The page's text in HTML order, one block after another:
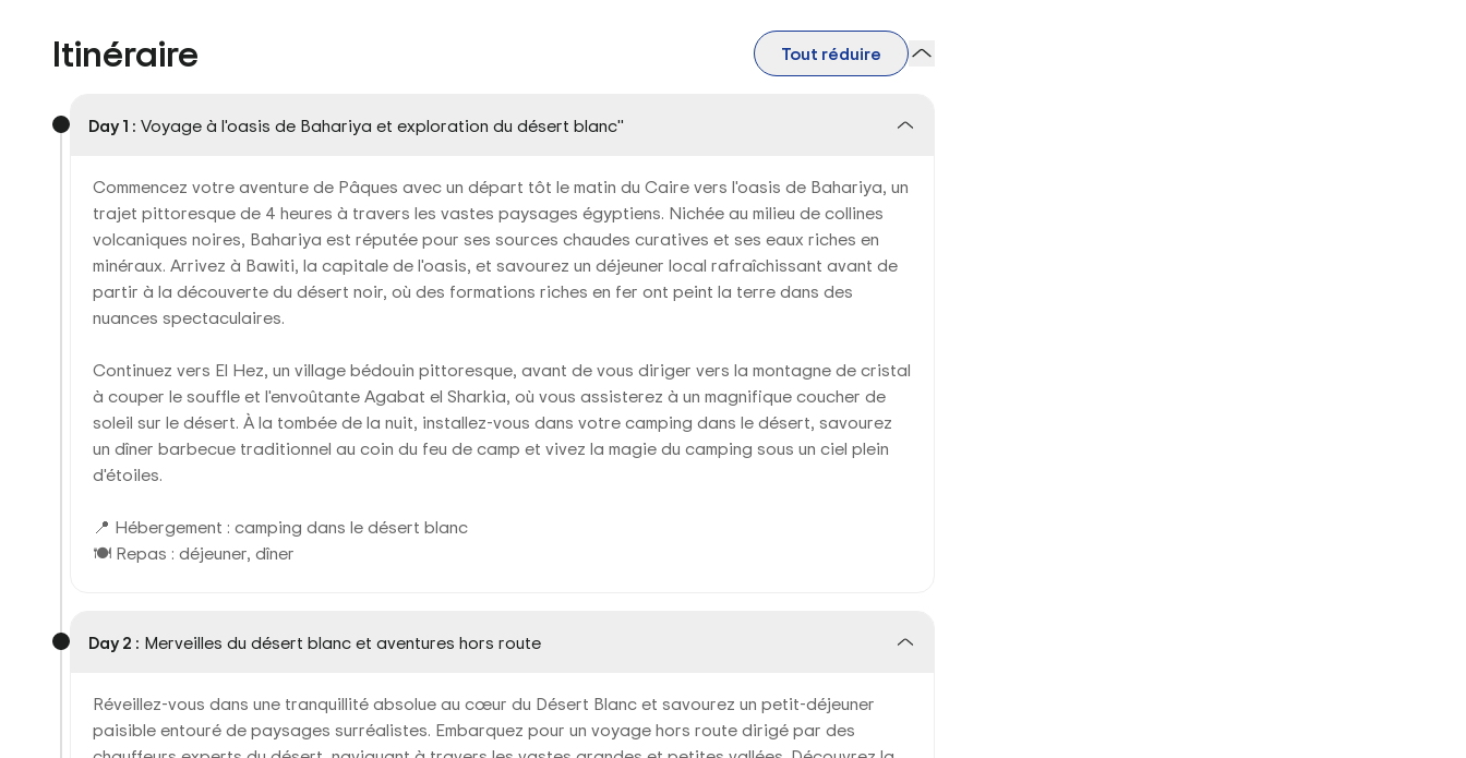
Itinéraire Tout réduire
Day 1 : Voyage à l'oasis de Bahariya et exploration du désert blanc"
Commencez votre aventure de Pâques avec un départ tôt le matin du Caire vers l'oasis de Bahariya, un
trajet pittoresque de 4 heures à travers les vastes paysages égyptiens. Nichée au milieu de collines
volcaniques noires, Bahariya est réputée pour ses sources chaudes curatives et ses eaux riches en
minéraux. Arrivez à Bawiti, la capitale de l'oasis, et savourez un déjeuner local rafraîchissant avant de
partir à la découverte du désert noir, où des formations riches en fer ont peint la terre dans des
nuances spectaculaires.
Continuez vers El Hez, un village bédouin pittoresque, avant de vous diriger vers la montagne de cristal
à couper le souffle et l'envoûtante Agabat el Sharkia, où vous assisterez à un magnifique coucher de
soleil sur le désert. À la tombée de la nuit, installez-vous dans votre camping dans le désert, savourez
un dîner barbecue traditionnel au coin du feu de camp et vivez la magie du camping sous un ciel plein
d'étoiles.
📍 Hébergement : camping dans le désert blanc
🍽 Repas : déjeuner, dîner
Day 2 : Merveilles du désert blanc et aventures hors route
Réveillez-vous dans une tranquillité absolue au cœur du Désert Blanc et savourez un petit-déjeuner
paisible entouré de paysages surréalistes. Embarquez pour un voyage hors route dirigé par des